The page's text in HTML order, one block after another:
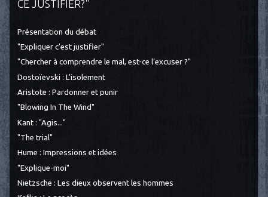
CE JUSTIFIER?"
Présentation du débat
"Expliquer c'est justifier"
"Chercher à comprendre le mal, est-ce l’excuser ?"
Dostoïevski : L'isolement
Aristote : Pardonner et punir
"Blowing In The Wind"
Kant : "Agis..."
"The trial"
Hume : Impressions et idées
"Explique-moi"
Nietzsche : Les dieux observent les hommes